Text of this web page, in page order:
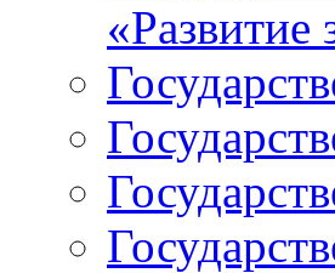
«Развитие